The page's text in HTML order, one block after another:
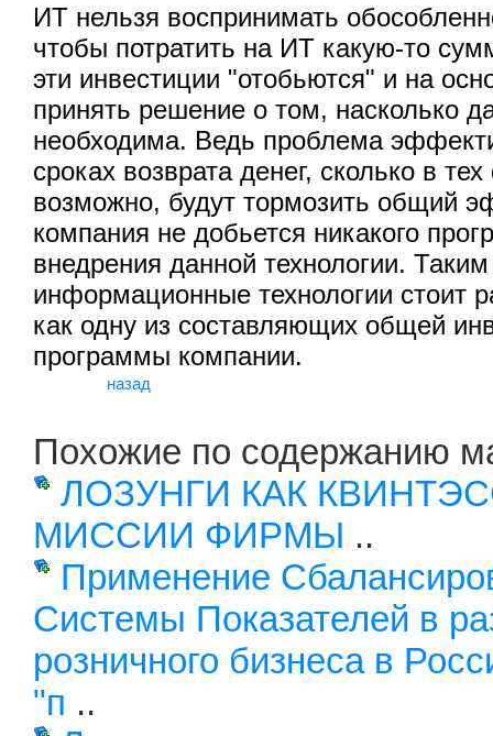
ИТ нельзя воспринимать
чтобы потратить на ИТ какую-то
эти инвестиции "отобьются" и на
принять решение о том, насколько
необходима. Ведь проблема
сроках возврата денег, сколько в
возможно, будут тормозить общий
компания не добьется никакого
внедрения данной технологии.
информационные технологии стоит
как одну из составляющих общей
программы компании.
назад
Похожие по содержанию
ЛОЗУНГИ КАК
МИССИИ ФИРМЫ ..
Применение
Системы Показателей в
розничного бизнеса в
"п ..